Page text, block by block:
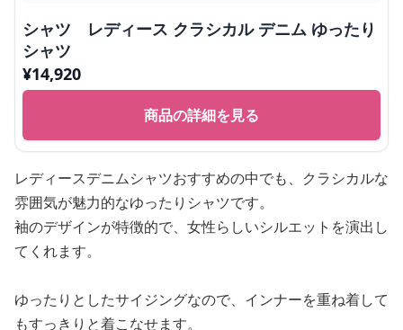
シャツ レディース クラシカル デニム ゆったり
シャツ
¥14,920
商品の詳細を見る
レディースデニムシャツおすすめの中でも、クラシカルな
雰囲気が魅力的なゆったりシャツです。
袖のデザインが特徴的で、女性らしいシルエットを演出し
てくれます。
ゆったりとしたサイジングなので、インナーを重ね着して
もすっきりと着こなせます。